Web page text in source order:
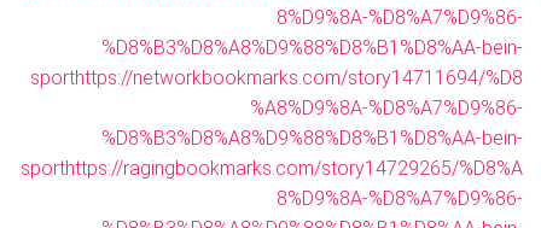
8%D9%8A-%D8%A7%D9%86-
%D8%B3%D8%A8%D9%88%D8%B1%D8%AA-bein-
sporthttps://networkbookmarks.com/story14711694/%D8
%A8%D9%8A-%D8%A7%D9%86-
%D8%B3%D8%A8%D9%88%D8%B1%D8%AA-bein-
sporthttps://ragingbookmarks.com/story14729265/%D8%A
8%D9%8A-%D8%A7%D9%86-